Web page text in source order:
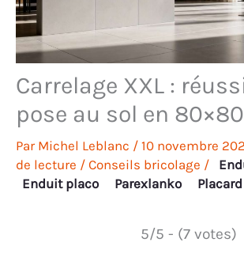
Carrelage XXL :
pose au sol en 80×80
Par Michel Leblanc / 10 novembre
de lecture / Conseils bricolage /
Enduit placo
Parexlanko
5/5 - (7 votes)